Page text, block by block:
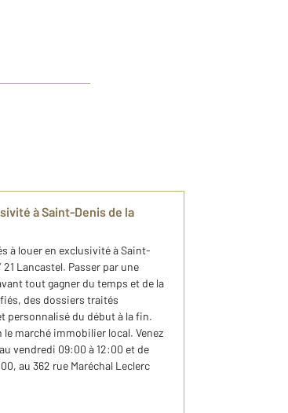
à Saint-Denis de la
à louer en exclusivité à Saint-
21 Lancastel. Passer par une
tout gagner du temps et de la
des dossiers traités
personnalisé du début à la fin.
marché immobilier local. Venez
vendredi 09:00 à 12:00 et de
au 362 rue Maréchal Leclerc